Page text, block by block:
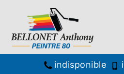
indisponible